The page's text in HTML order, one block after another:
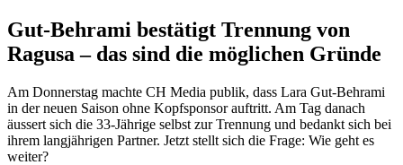
Gut-Behrami bestätigt Trennung von
Ragusa – das sind die möglichen Gründe
Am Donnerstag machte CH Media publik, dass Lara Gut-Behrami
in der neuen Saison ohne Kopfsponsor auftritt. Am Tag danach
äussert sich die 33-Jährige selbst zur Trennung und bedankt sich bei
ihrem langjährigen Partner. Jetzt stellt sich die Frage: Wie geht es
weiter?